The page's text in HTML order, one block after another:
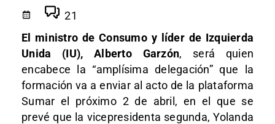
21
El ministro de Consumo y líder de Izquierda
Unida (IU), Alberto Garzón, será quien
encabece la “amplísima delegación” que la
formación va a enviar al acto de la plataforma
Sumar el próximo 2 de abril, en el que se
prevé que la vicepresidenta segunda, Yolanda